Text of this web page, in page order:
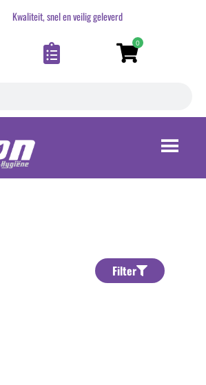
Kwaliteit, snel en veilig geleverd
0
Filter